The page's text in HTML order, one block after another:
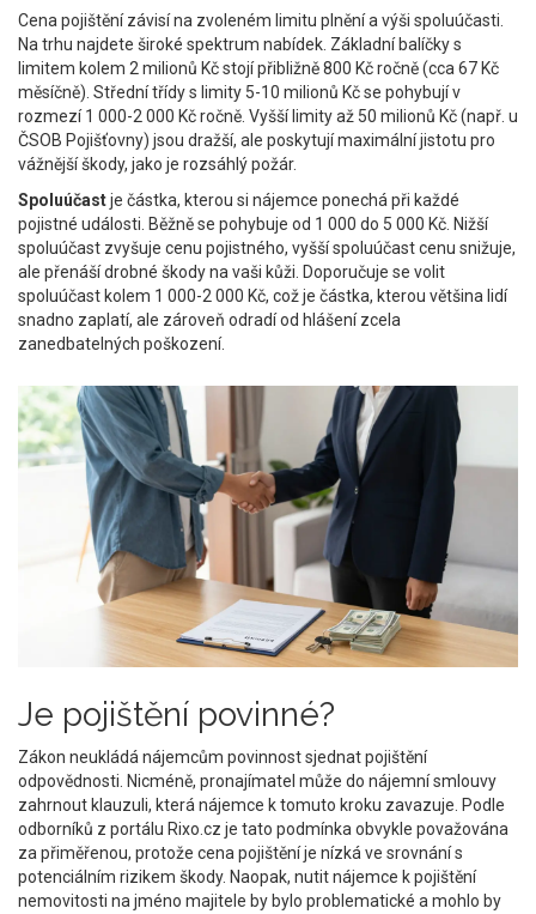
Cena pojištění závisí na zvoleném limitu plnění a výši spoluúčasti.
Na trhu najdete široké spektrum nabídek. Základní balíčky s
limitem kolem 2 milionů Kč stojí přibližně 800 Kč ročně (cca 67 Kč
měsíčně). Střední třídy s limity 5-10 milionů Kč se pohybují v
rozmezí 1 000-2 000 Kč ročně. Vyšší limity až 50 milionů Kč (např. u
ČSOB Pojišťovny) jsou dražší, ale poskytují maximální jistotu pro
vážnější škody, jako je rozsáhlý požár.
Spoluúčastje částka, kterou si nájemce ponechá při každé
pojistné události. Běžně se pohybuje od 1 000 do 5 000 Kč. Nižší
spoluúčast zvyšuje cenu pojistného, vyšší spoluúčast cenu snižuje,
ale přenáší drobné škody na vaši kůži. Doporučuje se volit
spoluúčast kolem 1 000-2 000 Kč, což je částka, kterou většina lidí
snadno zaplatí, ale zároveň odradí od hlášení zcela
zanedbatelných poškození.
Je pojištění povinné?
Zákon neukládá nájemcům povinnost sjednat pojištění
odpovědnosti. Nicméně, pronajímatel může do nájemní smlouvy
zahrnout klauzuli, která nájemce k tomuto kroku zavazuje. Podle
odborníků z portálu Rixo.cz je tato podmínka obvykle považována
za přiměřenou, protože cena pojištění je nízká ve srovnání s
potenciálním rizikem škody. Naopak, nutit nájemce k pojištění
nemovitosti na jméno majitele by bylo problematické a mohlo by